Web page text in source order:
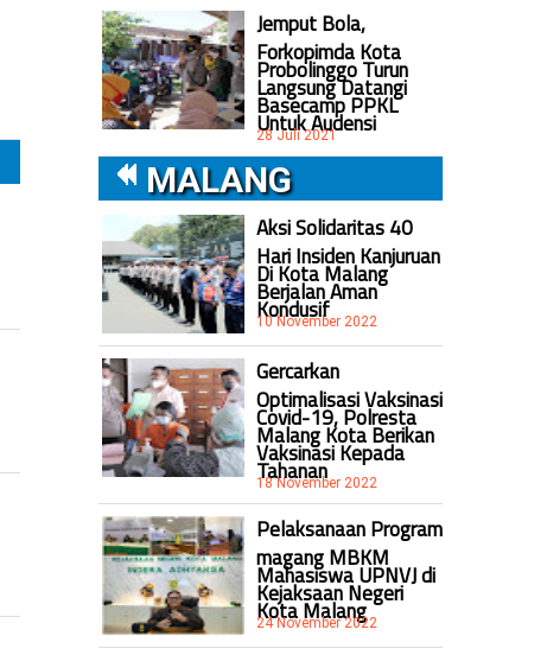
Jemput Bola,
Forkopimda Kota
Probolinggo Turun
Langsung Datangi
Basecamp PPKL
Untuk Audensi
28 Juli 2021
MALANG
Aksi Solidaritas 40
Hari Insiden Kanjuruan
Di Kota Malang
Berjalan Aman
Kondusif
10 November 2022
Gercarkan
Optimalisasi Vaksinasi
Covid-19, Polresta
Malang Kota Berikan
Vaksinasi Kepada
Tahanan
18 November 2022
Pelaksanaan Program
magang MBKM
Mahasiswa UPNVJ di
Kejaksaan Negeri
Kota Malang
24 November 2022